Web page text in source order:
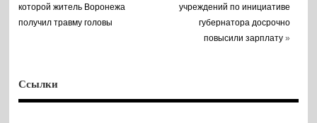
которой житель Воронежа
получил травму головы
учреждений по инициативе
губернатора досрочно
повысили зарплату »
Ссылки